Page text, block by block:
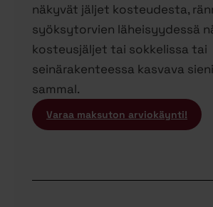
näkyvät jäljet kosteudesta,
syöksytorvien läheisyydessä
kosteusjäljet tai sokkelissa tai
seinärakenteessa kasvava
sammal.
Varaa maksuton arviokäynti!